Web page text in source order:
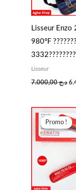
Lisseur Enzo
980°F
3332????????
Lisseur
د.ج7.000,00
Promo !
Promo !